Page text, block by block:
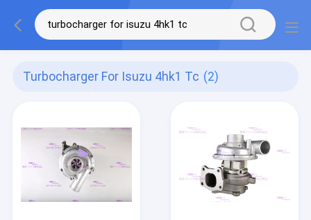
Turbocharger For Isuzu 4hk1 Tc (2)